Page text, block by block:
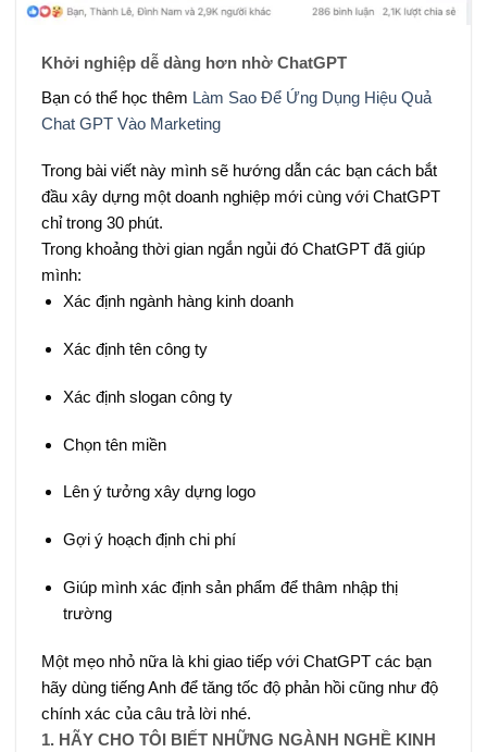
Khởi nghiệp dễ dàng hơn nhờ ChatGPT
Bạn có thể học thêm Làm Sao Để Ứng Dụng Hiệu Quả
Chat GPT Vào Marketing
Trong bài viết này mình sẽ hướng dẫn các bạn cách bắt
đầu xây dựng một doanh nghiệp mới cùng với ChatGPT
chỉ trong 30 phút.
Trong khoảng thời gian ngắn ngủi đó ChatGPT đã giúp
mình:
Xác định ngành hàng kinh doanh
Xác định tên công ty
Xác định slogan công ty
Chọn tên miền
Lên ý tưởng xây dựng logo
Gợi ý hoạch định chi phí
Giúp mình xác định sản phẩm để thâm nhập thị
trường
Một mẹo nhỏ nữa là khi giao tiếp với ChatGPT các bạn
hãy dùng tiếng Anh để tăng tốc độ phản hồi cũng như độ
chính xác của câu trả lời nhé.
1. HÃY CHO TÔI BIẾT NHỮNG NGÀNH NGHỀ KINH